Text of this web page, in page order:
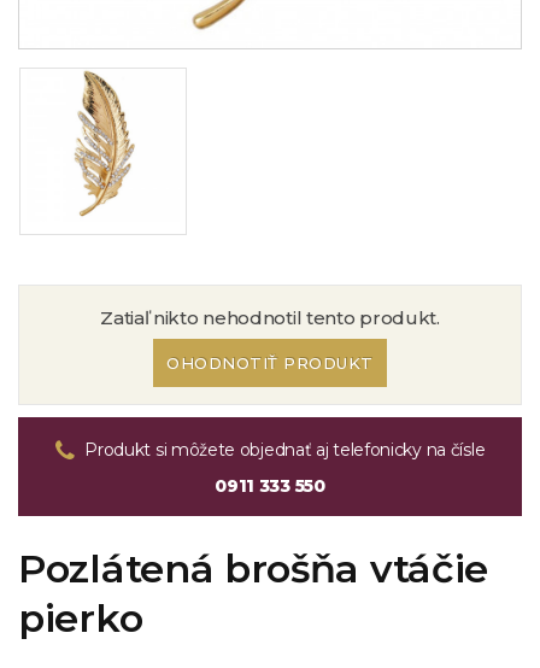
Zatiaľ nikto nehodnotil tento produkt.
OHODNOTIŤ PRODUKT
Produkt si môžete objednať aj telefonicky na čísle
0911 333 550
Pozlátená brošňa vtáčie
pierko